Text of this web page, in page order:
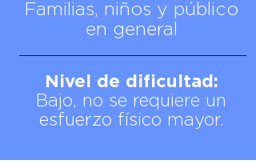
Familias, niños y público
en general
Nivel de dificultad:
Bajo, no se requiere un
esfuerzo físico mayor.